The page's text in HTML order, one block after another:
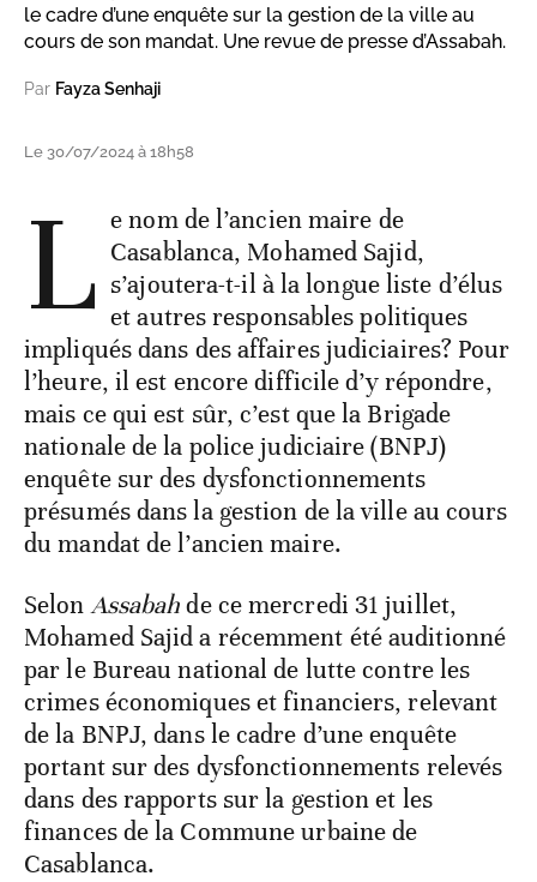
le cadre d’une enquête sur la gestion de la ville au
cours de son mandat. Une revue de presse d’Assabah.
Par Fayza Senhaji
Le 30/07/2024 à 18h58
L e nom de l’ancien maire de
Casablanca, Mohamed Sajid,
s’ajoutera-t-il à la longue liste d’élus
et autres responsables politiques
impliqués dans des affaires judiciaires? Pour
l’heure, il est encore difficile d’y répondre,
mais ce qui est sûr, c’est que la Brigade
nationale de la police judiciaire (BNPJ)
enquête sur des dysfonctionnements
présumés dans la gestion de la ville au cours
du mandat de l’ancien maire.
SelonAssabahde ce mercredi 31 juillet,
Mohamed Sajid a récemment été auditionné
par le Bureau national de lutte contre les
crimes économiques et financiers, relevant
de la BNPJ, dans le cadre d’une enquête
portant sur des dysfonctionnements relevés
dans des rapports sur la gestion et les
finances de la Commune urbaine de
Casablanca.